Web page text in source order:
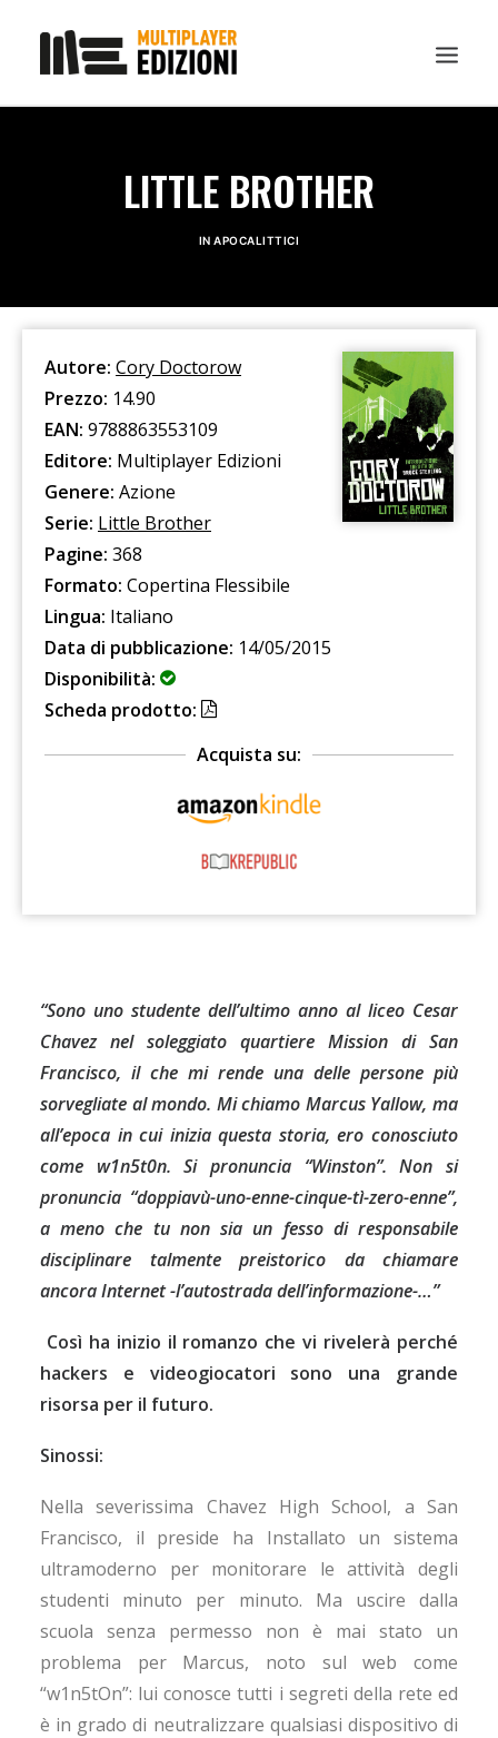
NEWS
CHI SIAMO
DOWNLOAD
RICERCA
LITTLE BROTHER
INAPOCALITTICI
Autore: Cory Doctorow
Prezzo: 14.90
EAN: 9788863553109
Editore: Multiplayer Edizioni
Genere: Azione
Serie: Little Brother
Pagine: 368
Formato: Copertina Flessibile
Lingua: Italiano
Data di pubblicazione: 14/05/2015
Disponibilità:
Scheda prodotto:
Acquista su:
“Sono uno studente dell’ultimo anno al liceo Cesar
Chavez nel soleggiato quartiere Mission di San
Francisco, il che mi rende una delle persone più
sorvegliate al mondo. Mi chiamo Marcus Yallow, ma
all’epoca in cui inizia questa storia, ero conosciuto
come w1n5t0n. Si pronuncia “Winston”.Non si
pronuncia “doppiavù-uno-enne-cinque-tì-zero-enne”,
a meno che tu non sia un fesso di responsabile
disciplinare talmente preistorico da chiamare
ancora Internet -l’autostrada dell’informazione-…”
Così ha inizio il romanzo che vi rivelerà perché
hackers e videogiocatori sono una grande
risorsa per il futuro.
Sinossi:
Nella severissima Chavez High School, a San
Francisco, il preside ha Installato un sistema
ultramoderno per monitorare le attività degli
studenti minuto per minuto. Ma uscire dalla
scuola senza permesso non è mai stato un
problema per Marcus, noto sul web come
“w1n5tOn”: lui conosce tutti i segreti della rete ed
è in grado di neutralizzare qualsiasi dispositivo di